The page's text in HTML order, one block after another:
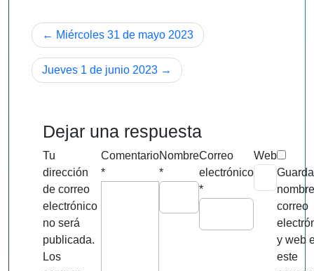
Navegación
de
entradas
Miércoles 31 de mayo 2023
Jueves 1 de junio 2023
Dejar una respuesta
Tu
dirección
de correo
electrónico
no será
publicada.
Los
Comentario
*
Nombre
*
Correo
electrónico
*
Web
correo
y web
este